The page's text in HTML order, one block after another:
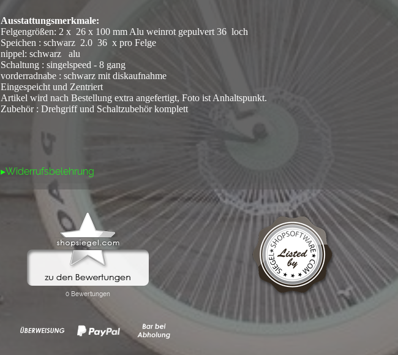
Ausstattungsmerkmale:
Felgengrößen: 2 x 26 x 100 mm Alu weinrot gepulvert 36 loch
Speichen : schwarz 2.0 36 x pro Felge
nippel: schwarz alu
Schaltung : singelspeed - 8 gang
vorderradnabe : schwarz mit diskaufnahme
Eingespeicht und Zentriert
Artikel wird nach Bestellung extra angefertigt, Foto ist Anhaltspunkt.
Zubehör : Drehgriff und Schaltzubehör komplett
▸Widerrufsbelehrung